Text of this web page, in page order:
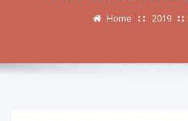
Home 2019